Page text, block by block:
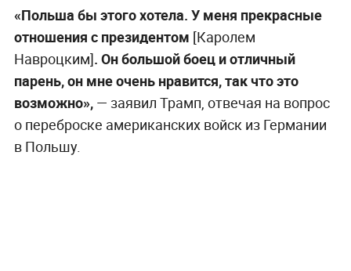
«Польша бы этого хотела. У меня прекрасные
отношения с президентом [Каролем
Навроцким]. Он большой боец и отличный
парень, он мне очень нравится, так что это
возможно»,— заявил Трамп, отвечая на вопрос
о переброске американских войск из Германии
в Польшу.